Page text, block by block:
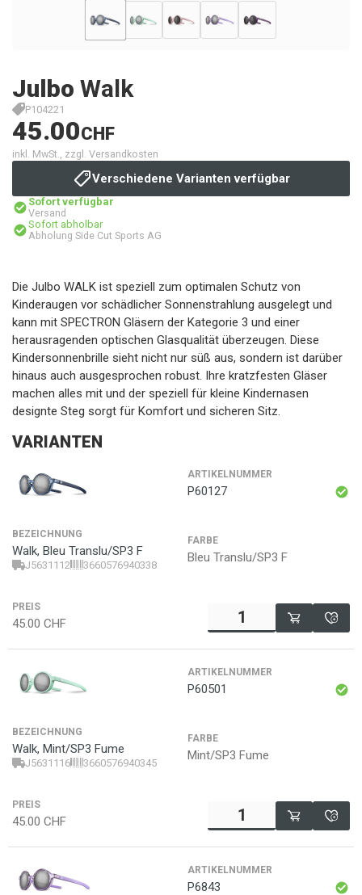
Julbo Walk
P104221
45.00CHF
inkl. MwSt., zzgl. Versandkosten
Verschiedene Varianten verfügbar
Sofort verfügbar
Versand
Sofort abholbar
Abholung Side Cut Sports AG
Die Julbo WALK ist speziell zum optimalen Schutz von
Kinderaugen vor schädlicher Sonnenstrahlung ausgelegt und
kann mit SPECTRON Gläsern der Kategorie 3 und einer
herausragenden optischen Glasqualität überzeugen. Diese
Kindersonnenbrille sieht nicht nur süß aus, sondern ist darüber
hinaus auch ausgesprochen robust. Ihre kratzfesten Gläser
machen alles mit und der speziell für kleine Kindernasen
designte Steg sorgt für Komfort und sicheren Sitz.
VARIANTEN
ARTIKELNUMMER
P60127
BEZEICHNUNG
Walk, Bleu Translu/SP3 F
J5631112 3660576940338
FARBE
Bleu Translu/SP3 F
PREIS
45.00 CHF
ARTIKELNUMMER
P60501
BEZEICHNUNG
Walk, Mint/SP3 Fume
J5631116 3660576940345
FARBE
Mint/SP3 Fume
PREIS
45.00 CHF
ARTIKELNUMMER
P6843